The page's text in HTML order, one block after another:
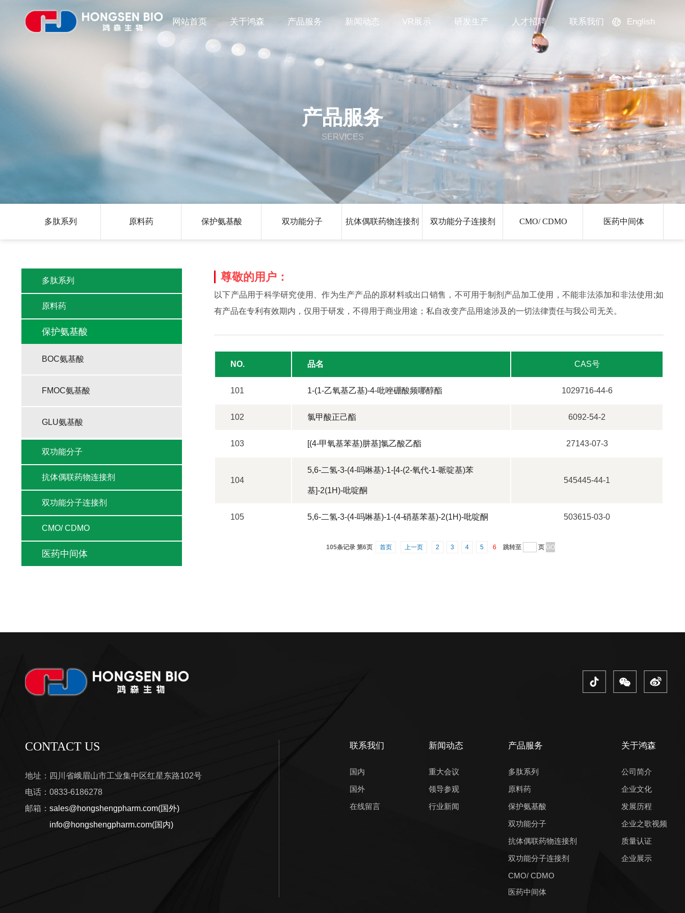
网站首页 关于鸿森 产品服务 新闻动态 VR展示 研发生产 人才招聘 联系我们 English
产品服务
SERVICES
多肽系列 原料药 保护氨基酸 双功能分子 抗体偶联药物连接剂 双功能分子连接剂 CMO/ CDMO 医药中间体
多肽系列
原料药
保护氨基酸
BOC氨基酸
FMOC氨基酸
GLU氨基酸
双功能分子
抗体偶联药物连接剂
双功能分子连接剂
CMO/ CDMO
医药中间体
尊敬的用户：
以下产品用于科学研究使用、作为生产产品的原材料或出口销售，不可用于制剂产品加工使用，不能非法添加和非法使用;如
有产品在专利有效期内，仅用于研发，不得用于商业用途；私自改变产品用途涉及的一切法律责任与我公司无关。
NO. 品名 CAS号
101 1-(1-乙氧基乙基)-4-吡唑硼酸频哪醇酯 1029716-44-6
102 氯甲酸正己酯 6092-54-2
103 [(4-甲氧基苯基)肼基]氯乙酸乙酯 27143-07-3
104
5,6-二氢-3-(4-吗啉基)-1-[4-(2-氧代-1-哌啶基)苯
基]-2(1H)-吡啶酮
545445-44-1
105 5,6-二氢-3-(4-吗啉基)-1-(4-硝基苯基)-2(1H)-吡啶酮 503615-03-0
105条记录 第6页 首页 上一页 2 3 4 5 6 跳转至 页
CONTACT US
地址：四川省峨眉山市工业集中区红星东路102号
电话：0833-6186278
邮箱： sales@hongshengpharm.com(国外)
info@hongshengpharm.com(国内)
关于鸿森
公司简介
企业文化
发展历程
企业之歌视频
质量认证
企业展示
产品服务
多肽系列
原料药
保护氨基酸
双功能分子
抗体偶联药物连接剂
双功能分子连接剂
CMO/ CDMO
医药中间体
新闻动态
重大会议
领导参观
行业新闻
联系我们
国内
国外
在线留言